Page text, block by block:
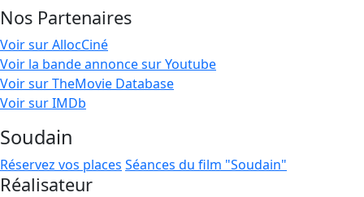
Nos Partenaires
Voir sur AllocCiné
Voir la bande annonce sur Youtube
Voir sur TheMovie Database
Voir sur IMDb
Soudain
Réservez vos places Séances du film "Soudain"
Réalisateur